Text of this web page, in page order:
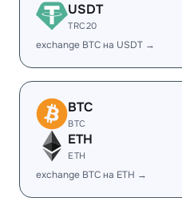
USDT
TRC20
exchange BTC на USDT →
BTC
BTC
ETH
ETH
exchange BTC на ETH →